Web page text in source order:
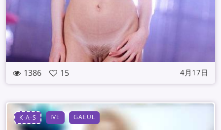
1386 15 4月17日
K-A-S IVE GAEUL